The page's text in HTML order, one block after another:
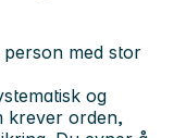
med stor
og
krever orden,